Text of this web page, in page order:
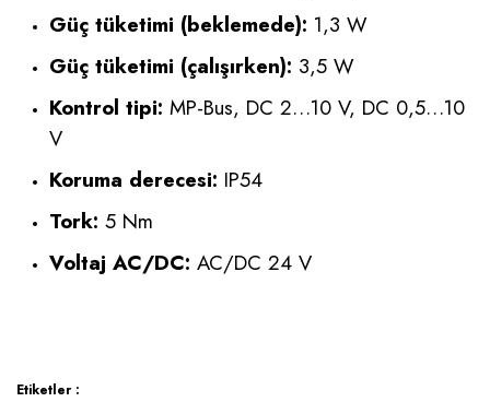
Güç tüketimi (beklemede): 1,3 W
Güç tüketimi (çalışırken): 3,5 W
Kontrol tipi: MP-Bus, DC 2…10 V, DC 0,5…10
V
Koruma derecesi: IP54
Tork: 5 Nm
Voltaj AC/DC: AC/DC 24 V
Etiketler :